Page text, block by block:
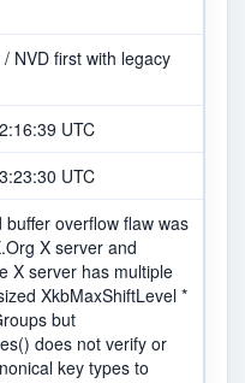
NVD first with legacy
UTC
UTC
buffer overflow flaw was
X server and
X server has multiple
XkbMaxShiftLevel *
but
does not verify or
key types to